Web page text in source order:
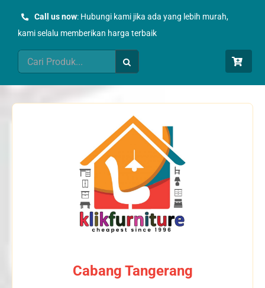
Call us now: Hubungi kami jika ada yang lebih murah,
kami selalu memberikan harga terbaik
Search
for:
Cabang Tangerang